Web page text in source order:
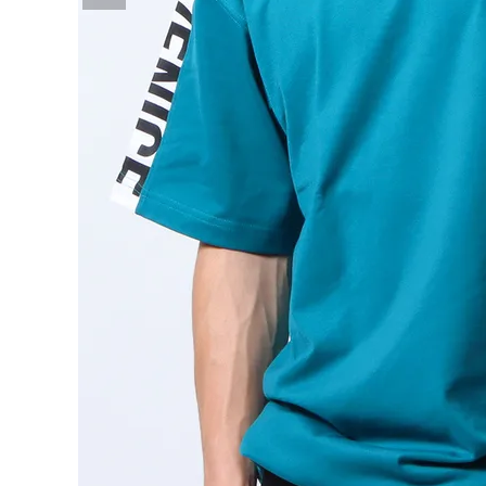
詳しい条件から探す